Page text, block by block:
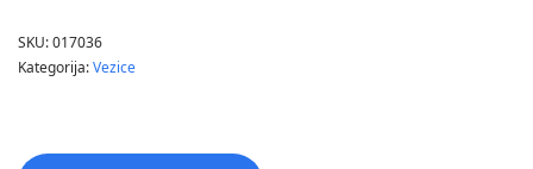
SKU:017036
Kategorija:Vezice